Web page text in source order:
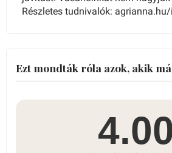
Részletes tudnivalók:
Ezt mondták róla azok, akik
4.00